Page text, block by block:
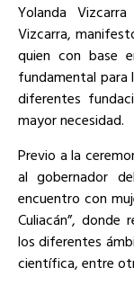
Yolanda
Vizcarra,
quien con base
fundamental para
diferentes
mayor necesidad.
Previo a la
al gobernador
encuentro con
Culiacán”, donde
los diferentes
científica, entre